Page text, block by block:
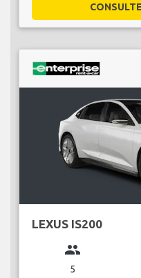
LEXUS IS200
group
5